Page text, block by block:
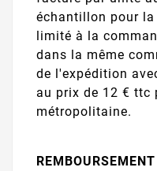
échantillon pour
limité à la
dans la même
de l'expédition
au prix de 12 € ttc
métropolitaine.